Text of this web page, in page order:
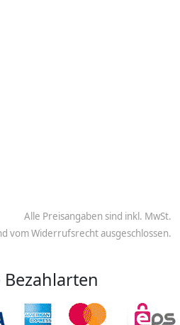
Alle Preisangaben sind inkl. MwSt.
vom Widerrufsrecht ausgeschlossen.
Bezahlarten